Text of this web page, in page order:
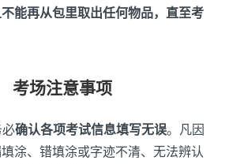
能再从包里取出任何物品，直至考
考场注意事项
确认各项考试信息填写无误。凡因
涂、错填涂或字迹不清、无法辨认